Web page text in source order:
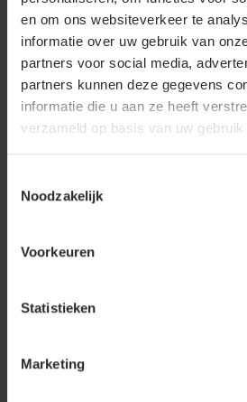
en om ons websiteverkeer te
informatie over uw gebruik van
partners voor social media,
partners kunnen deze gegevens
informatie die u aan ze heeft
verzameld op basis van uw
Noodzakelijk
Voorkeuren
Statistieken
Marketing
Middelzwaar
249,00
Wellicht ben je ook